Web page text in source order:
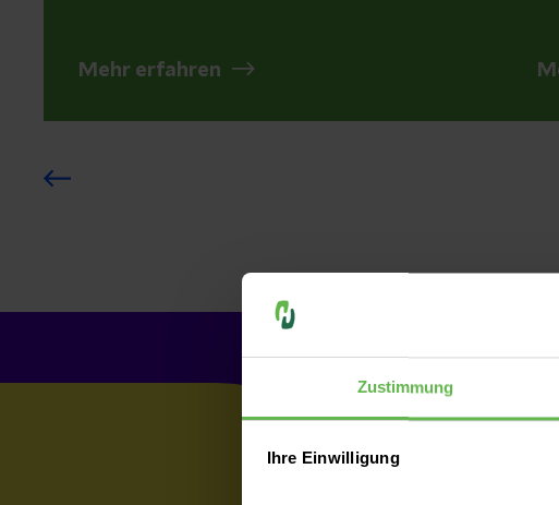
Zustimmung
Ihre Einwilligung
Mehr erfahren